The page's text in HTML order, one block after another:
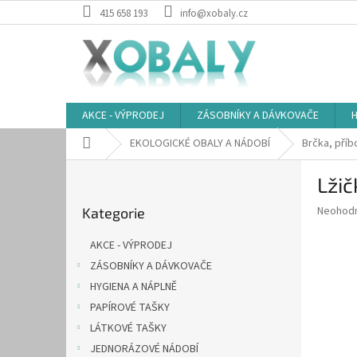
na
415 658 193 info@xobaly.cz
AKCE - VÝPRODEJ ZÁSOBNÍKY A DÁVKOVAČE
Domů EKOLOGICKÉ OBALY A NÁDOBÍ Brčka,
kategorie
Kategorie
AKCE - VÝPRODEJ
ZÁSOBNÍKY A DÁVKOVAČE
HYGIENA A NÁPLNĚ
PAPÍROVÉ TAŠKY
LÁTKOVÉ TAŠKY
JEDNORÁZOVÉ NÁDOBÍ